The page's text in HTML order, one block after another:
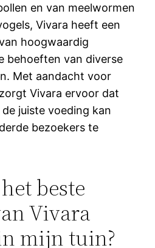
en van meelwormen
Vivara heeft een
hoogwaardig
behoeften van diverse
Met aandacht voor
Vivara ervoor dat
juiste voeding kan
bezoekers te
beste
Vivara
mijn tuin?